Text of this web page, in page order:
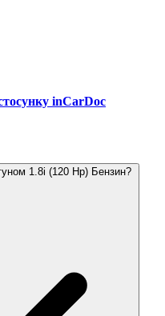
inCarDoc
1.8i (120 Hp) Бензин?